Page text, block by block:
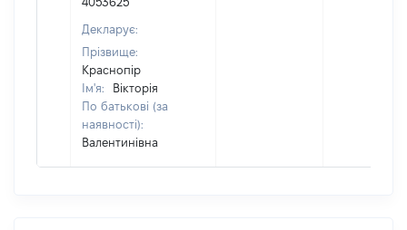
Декларує:
Прізвище:
Краснопір
Ім'я:
Вікторія
По батькові (за
наявності):
Валентинівна